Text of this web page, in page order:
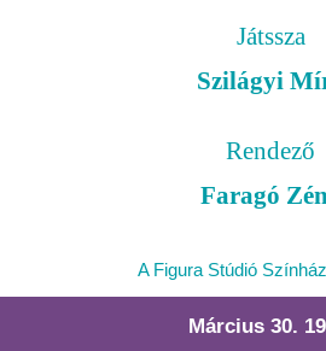
Játssza
Szilágyi
Rendező
Faragó
A Figura Stúdió
Március 30.